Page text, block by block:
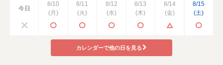
今日
8/10
(月)
8/11
(火)
8/12
(水)
8/13
(木)
8/14
(金)
8/15
(土)
カレンダーで他の日を見る